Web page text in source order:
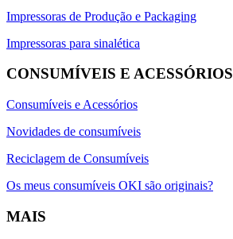
Impressoras de Produção e Packaging
Impressoras para sinalética
CONSUMÍVEIS E ACESSÓRIOS
Consumíveis e Acessórios
Novidades de consumíveis
Reciclagem de Consumíveis
Os meus consumíveis OKI são originais?
MAIS